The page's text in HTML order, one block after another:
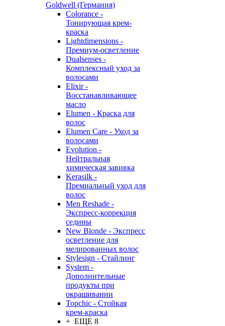
Goldwell (Германия)
Colorance -
Тонирующая крем-
краска
Lightdimensions -
Премиум-осветление
Dualsenses -
Комплексный уход за
волосами
Elixir -
Восстанавливающее
масло
Elumen - Краска для
волос
Elumen Care - Уход за
волосами
Evolution -
Нейтральная
химическая завивка
Kerasilk -
Премиальный уход для
волос
Men Reshade -
Экспресс-коррекция
седины
New Blonde - Экспресс
осветление для
мелированных волос
Stylesign - Стайлинг
System -
Дополнительные
продукты при
окрашивании
Topchic - Стойкая
крем-краска
+ ЕЩЕ 8